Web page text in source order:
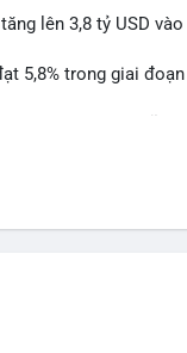
lên 3,8 tỷ USD
5,8% trong giai